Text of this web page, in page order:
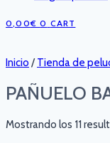
0,00€ 0 CART
Inicio / Tienda de
PAÑUELO
Mostrando los 11